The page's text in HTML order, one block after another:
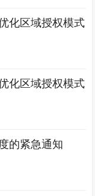
化区域授权模式
化区域授权模式
的紧急通知